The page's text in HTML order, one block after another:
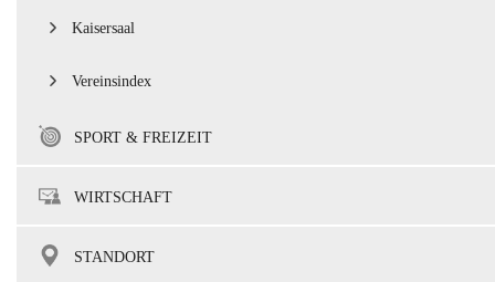
Kaisersaal
Vereinsindex
SPORT & FREIZEIT
WIRTSCHAFT
STANDORT